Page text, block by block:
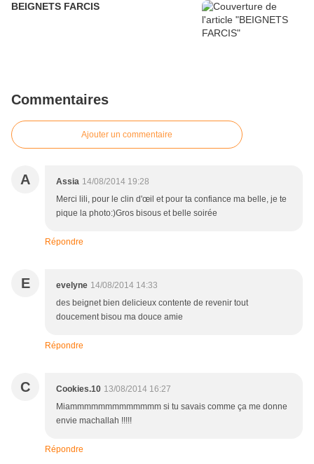
BEIGNETS FARCIS
Commentaires
Ajouter un commentaire
A Assia 14/08/2014 19:28
Merci lili, pour le clin d'œil et pour ta confiance ma belle, je te
pique la photo:)Gros bisous et belle soirée
Répondre
E evelyne 14/08/2014 14:33
des beignet bien delicieux contente de revenir tout
doucement bisou ma douce amie
Répondre
C Cookies.10 13/08/2014 16:27
Miammmmmmmmmmmmm si tu savais comme ça me donne
envie machallah !!!!!
Répondre